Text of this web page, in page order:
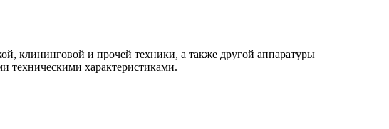
клининговой и прочей техники, а также другой аппаратуры
техническими характеристиками.